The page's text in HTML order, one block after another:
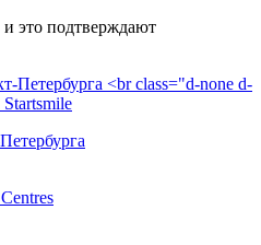
это подтверждают